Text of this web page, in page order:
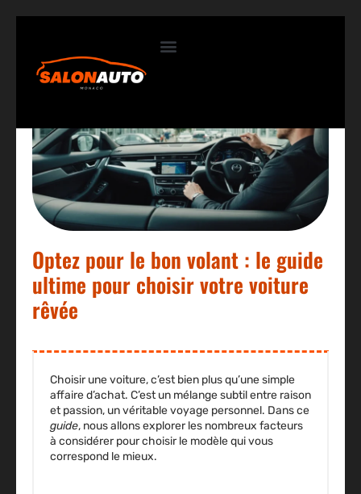
Optez pour le bon volant : le guide
ultime pour choisir votre voiture
rêvée
Choisir unevoiture, c’est bien plus qu’une simple
affaire d’achat. C’est un mélange subtil entre raison
et passion, un véritable voyage personnel. Dans ce
guide, nous allons explorer les nombreux facteurs
à considérer pourchoisirle modèle qui vous
correspond le mieux.